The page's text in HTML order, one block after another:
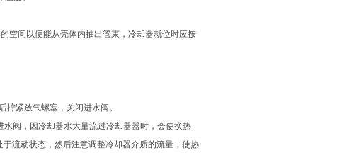
空间以便能从壳体内抽出管束，冷却器就位时应按
紧放气螺塞，关闭进水阀。
阀，因冷却器水大量流过冷却器器时，会使换热
流动状态，然后注意调整冷却器介质的流量，使热